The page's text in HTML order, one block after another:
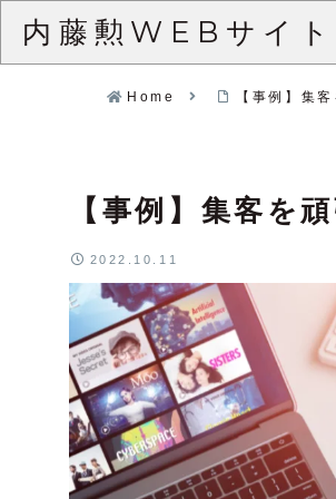
内藤勲WEBサイト
Home 【事例】集
【事例】集客を
2022.10.11